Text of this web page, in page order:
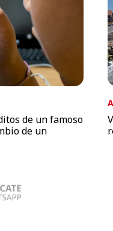
de un famoso
de un